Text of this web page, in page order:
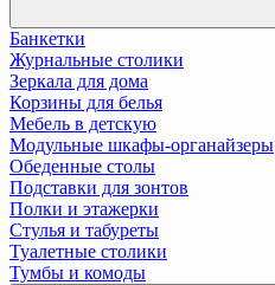
Банкетки
Журнальные столики
Зеркала для дома
Корзины для белья
Мебель в детскую
Модульные шкафы-органайзеры
Обеденные столы
Подставки для зонтов
Полки и этажерки
Стулья и табуреты
Туалетные столики
Тумбы и комоды